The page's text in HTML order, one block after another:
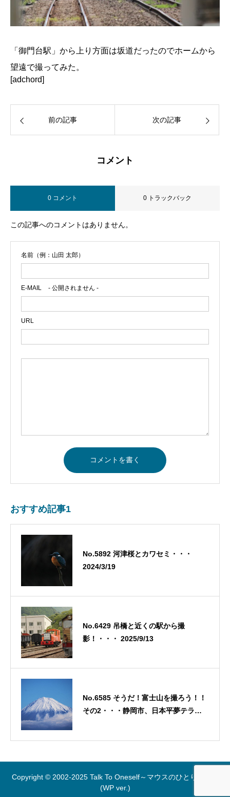
「御門台駅」から上り方面は坂道だったのでホームから
望遠で撮ってみた。
[adchord]
前の記事 次の記事
コメント
0 コメント 0 トラックバック
この記事へのコメントはありません。
名前（例：山田 太郎）
E-MAIL - 公開されません -
URL
おすすめ記事1
No.5892 河津桜とカワセミ・・・
2024/3/19
No.6429 吊橋と近くの駅から撮
影！・・・ 2025/9/13
No.6585 そうだ！富士山を撮ろう！！
その2・・・静岡市、日本平夢テラ
Copyright © 2002-2025 Talk To Oneself～マウスのひとりごと～
(WP ver.)